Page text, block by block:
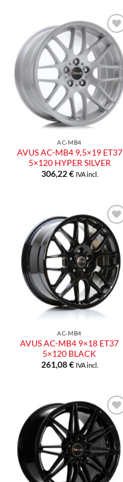
AC-MB4
AVUS AC-MB4 9,5×19 ET37
5×120 HYPER SILVER
306,22€ IVA incl.
AC-MB4
AVUS AC-MB4 9×18 ET37
5×120 BLACK
261,08€ IVA incl.